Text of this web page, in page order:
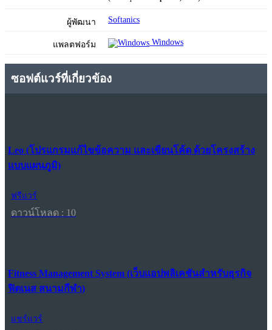
ผู้พัฒนา Softanics
แพลตฟอร์ม Windows
ซอฟต์แวร์ที่เกี่ยวข้อง
Leo (โปรแกรมแก้ไขข้อความ และเขียนโค้ด ด้วยโครงสร้าง
แบบแผนภูมิ)
ฟรีแวร์
ดาวน์โหลด : 10
Fitness Management System (เว็บแอปพลิเคชันสำหรับธุรกิจ
ฟิตเนส สนามกีฬา)
แชร์แวร์